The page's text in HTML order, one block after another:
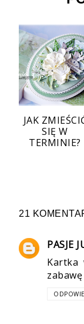
JAK
SIĘ W
TERMINIE?
21
PASJE
Kartka
zabawę